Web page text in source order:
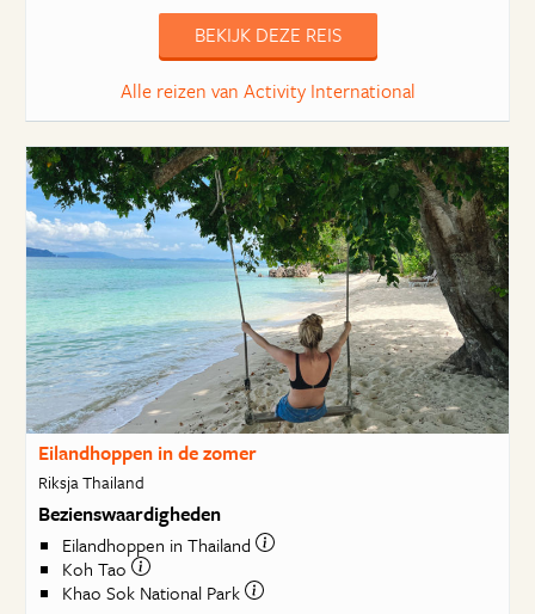
BEKIJK DEZE REIS
Alle reizen van Activity International
Eilandhoppen in de zomer
Riksja Thailand
Bezienswaardigheden
Eilandhoppen in Thailand
Koh Tao
Khao Sok National Park